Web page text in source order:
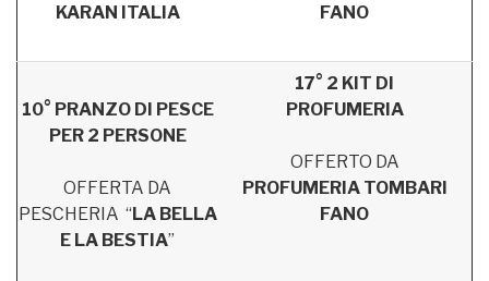
KARAN ITALIA
FANO
10° PRANZO DI PESCE
PER 2 PERSONE
OFFERTA DA
PESCHERIA “LA BELLA
E LA BESTIA”
17° 2 KIT DI
PROFUMERIA
OFFERTO DA
PROFUMERIA TOMBARI
FANO